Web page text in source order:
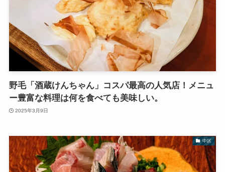
野毛「酒蔵けんちゃん」コスパ最高の人気店！メニュ
ー豊富な料理は何を食べても美味しい。
2025年3月9日
中区